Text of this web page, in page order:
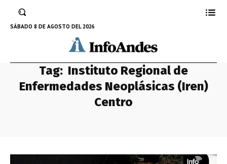
SÁBADO 8 DE AGOSTO DEL 2026
Tag: Instituto Regional de
Enfermedades Neoplásicas (Iren)
Centro